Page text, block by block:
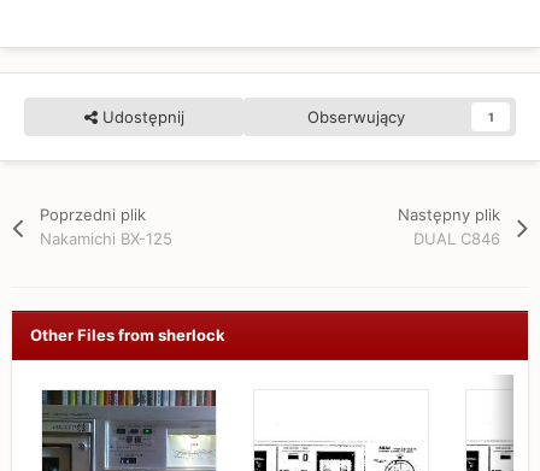
Udostępnij Obserwujący 1
Poprzedni plik
Nakamichi BX-125
Następny plik
DUAL C846
Other Files from sherlock